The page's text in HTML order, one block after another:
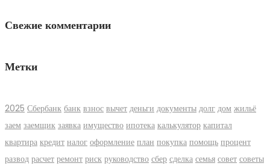
Свежие комментарии
Метки
2025 Сбербанк банк взнос вычет деньги документы долг дом жильё
заем заемщик заявка имущество ипотека калькулятор капитал
квартира кредит налог оформление план покупка помощь процент
развод расчет ремонт риск руководство сбер сделка семья совет советы